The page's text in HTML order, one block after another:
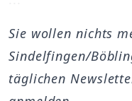
Sie wollen nichts
Sindelfingen/
täglichen